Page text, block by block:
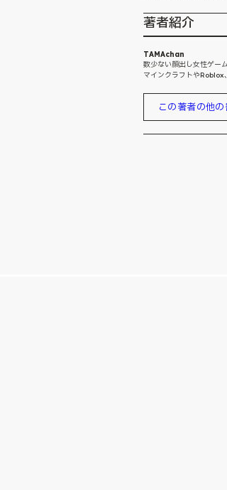
著者紹介
TAMAchan
数少ない顔出し女性ゲーム
マインクラフトやRoblox
この著者の他